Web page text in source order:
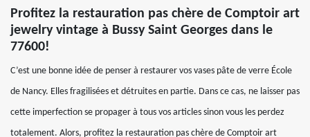
Profitez la restauration pas chère de Comptoir art
jewelry vintage à Bussy Saint Georges dans le
77600!
C’est une bonne idée de penser à restaurer vos vases pâte de verre École
de Nancy. Elles fragilisées et détruites en partie. Dans ce cas, ne laisser pas
cette imperfection se propager à tous vos articles sinon vous les perdez
totalement. Alors, profitez la restauration pas chère de Comptoir art